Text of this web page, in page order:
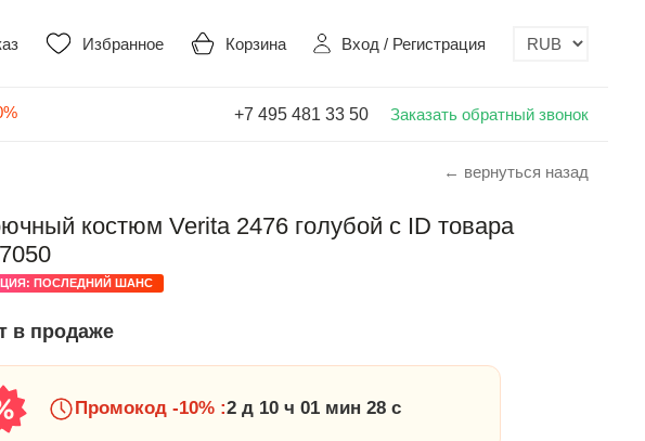
Избранное Корзина Вход / Регистрация
+7 495 481 33 50 Заказать обратный звонок
← вернуться назад
костюм Verita 2476 голубой с ID товара
ПОСЛЕДНИЙ ШАНС
в продаже
Промокод -10% :2 д 10 ч 01 мин 27 с